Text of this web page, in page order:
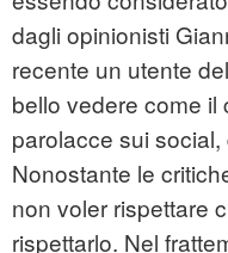
dagli opinionisti
recente un utente
bello vedere come il
parolacce sui
Nonostante le
non voler rispettare
rispettarlo. Nel